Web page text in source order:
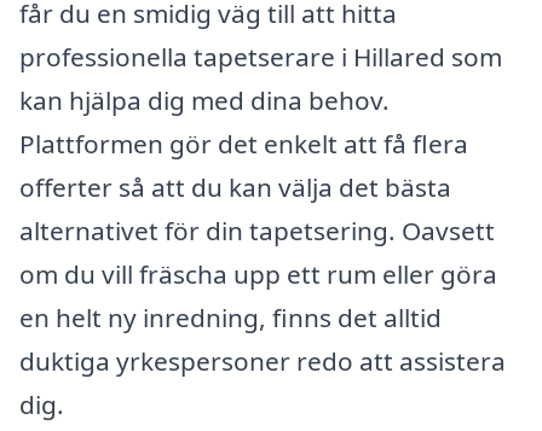
får du en smidig väg till att hitta
professionella tapetserare i Hillared som
kan hjälpa dig med dina behov.
Plattformen gör det enkelt att få flera
offerter så att du kan välja det bästa
alternativet för din tapetsering. Oavsett
om du vill fräscha upp ett rum eller göra
en helt ny inredning, finns det alltid
duktiga yrkespersoner redo att assistera
dig.